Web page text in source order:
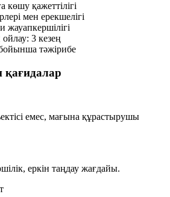
көшу қажеттілігі
мен ерекшелігі
жауапкершілігі
3 кезең
тәжірибе
қағидалар
емес, мағына құрастырушы
еркін таңдау жағдайы.